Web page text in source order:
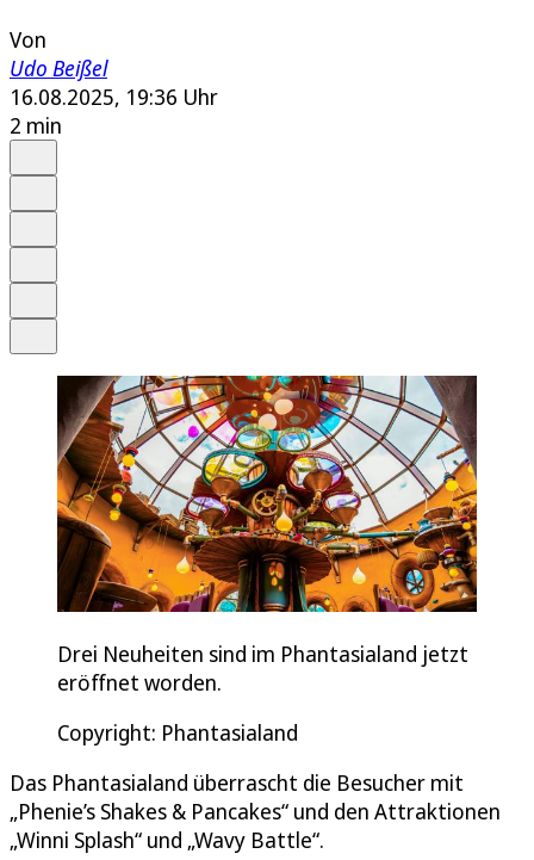
Von
Udo Beißel
16.08.2025, 19:36 Uhr
2 min
Drei Neuheiten sind im Phantasialand jetzt
eröffnet worden.
Copyright: Phantasialand
Das Phantasialand überrascht die Besucher mit
„Phenie’s Shakes & Pancakes“ und den Attraktionen
„Winni Splash“ und „Wavy Battle“.